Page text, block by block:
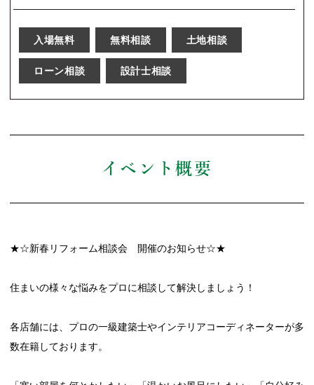
入場無料 無料相談 土地相談
ローン相談 設計士相談
イベント概要
★☆新春リフォーム相談会 開催のお知らせ☆★
住まいの様々な悩みをプロに相談して解決しましょう！
各店舗には、プロの一級建築士やインテリアコーディネーターが多
数在籍しております。